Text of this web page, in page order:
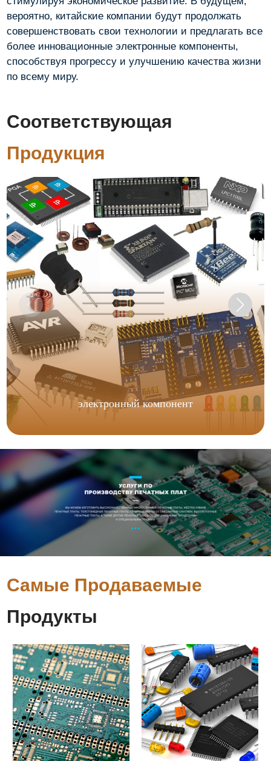
вероятно, китайские компании будут продолжать
совершенствовать свои технологии и предлагать все
более инновационные электронные компоненты,
способствуя прогрессу и улучшению качества жизни
по всему миру.
Соответствующая
Продукция
электронный компонент
Самые Продаваемые
Продукты